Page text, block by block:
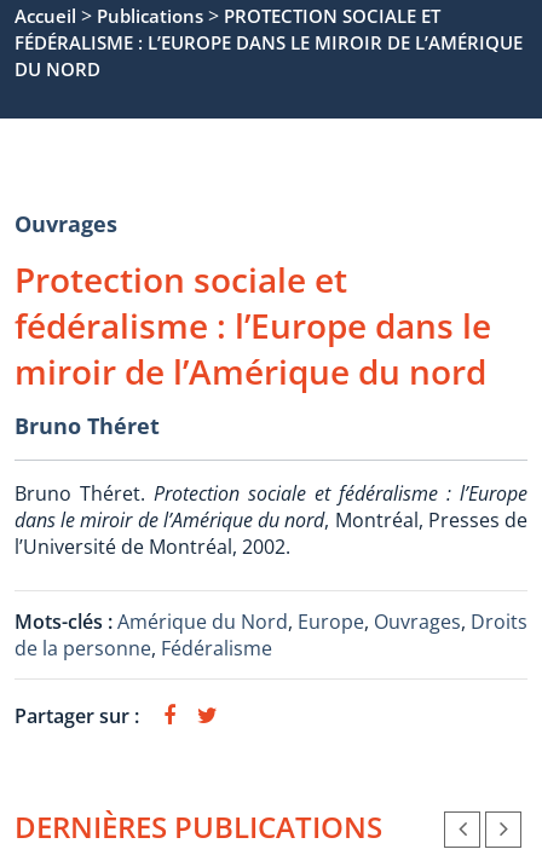
Accueil > Publications > PROTECTION SOCIALE ET
FÉDÉRALISME : L’EUROPE DANS LE MIROIR DE L’AMÉRIQUE
DU NORD
Ouvrages
Protection sociale et
fédéralisme : l’Europe dans le
miroir de l’Amérique du nord
Bruno Théret
Bruno Théret. Protection sociale et fédéralisme : l’Europe
dans le miroir de l’Amérique du nord, Montréal, Presses de
l’Université de Montréal, 2002.
Mots-clés :Amérique du Nord, Europe, Ouvrages, Droits
de la personne, Fédéralisme
Partager sur :
DERNIÈRES PUBLICATIONS